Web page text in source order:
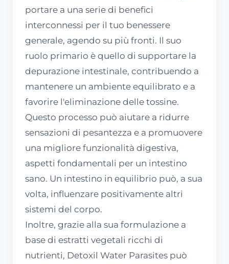
portare a una serie di benefici
interconnessi per il tuo benessere
generale, agendo su più fronti. Il suo
ruolo primario è quello di supportare la
depurazione intestinale, contribuendo a
mantenere un ambiente equilibrato e a
favorire l'eliminazione delle tossine.
Questo processo può aiutare a ridurre
sensazioni di pesantezza e a promuovere
una migliore funzionalità digestiva,
aspetti fondamentali per un intestino
sano. Un intestino in equilibrio può, a sua
volta, influenzare positivamente altri
sistemi del corpo.
Inoltre, grazie alla sua formulazione a
base di estratti vegetali ricchi di
nutrienti, Detoxil Water Parasites può